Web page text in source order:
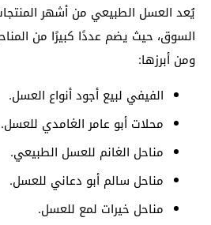
يُعد العسل الطبيعي من أشهر
السوق، حيث يضم عددًا كبيرًا من
ومن أبرزها:
الفيفي لبيع أجود أنواع العسل.
محلات أبو عامر الغامدي للعسل.
مناحل الغانم للعسل الطبيعي.
مناحل سالم أبو دعاني للعسل.
مناحل خيرات لمع للعسل.